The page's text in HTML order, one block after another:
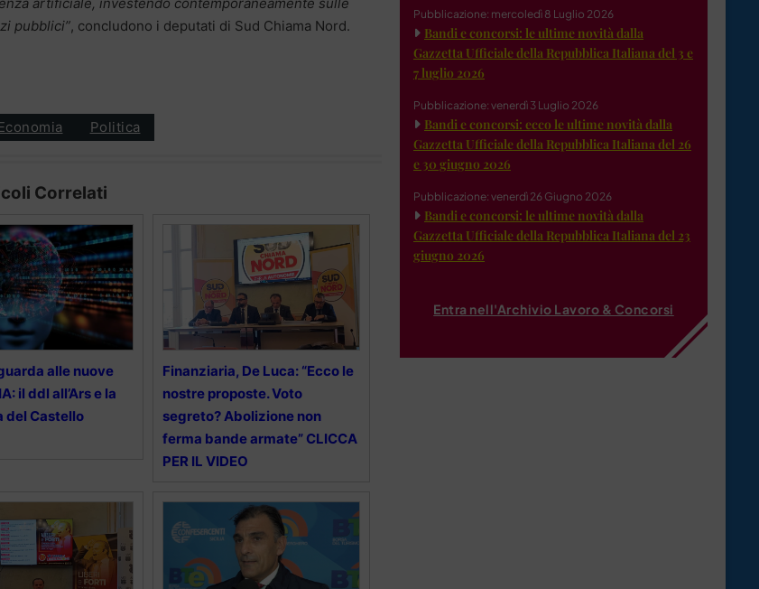
pubblici”, concludono i deputati di Sud Chiama Nord.
Politica
Correlati
alle nuove
il ddl all’Ars e la
del Castello
Finanziaria, De Luca: “Ecco le
nostre proposte. Voto
segreto? Abolizione non
ferma bande armate” CLICCA
PER IL VIDEO
Pubblicazione: mercoledì 8 Luglio 2026
Bandi e concorsi: le ultime novità dalla
Gazzetta Ufficiale della Repubblica Italiana del 3 e
7 luglio 2026
Pubblicazione: venerdì 3 Luglio 2026
Bandi e concorsi: ecco le ultime novità dalla
Gazzetta Ufficiale della Repubblica Italiana del 26
e 30 giugno 2026
Pubblicazione: venerdì 26 Giugno 2026
Bandi e concorsi: le ultime novità dalla
Gazzetta Ufficiale della Repubblica Italiana del 23
giugno 2026
Entra nell'Archivio Lavoro & Concorsi